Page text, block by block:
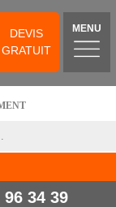
DEVIS
GRATUIT
MENU
96 34 39